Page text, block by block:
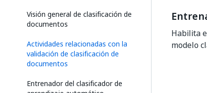
Visión general de clasificación de
documentos
Actividades relacionadas con la
validación de clasificación de
documentos
Entrenador del clasificador de
Habilita
modelo